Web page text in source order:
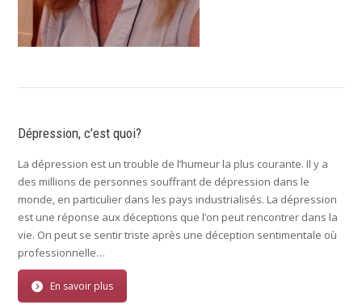
Dépression, c’est quoi?
La dépression est un trouble de l’humeur la plus courante. Il y a
des millions de personnes souffrant de dépression dans le
monde, en particulier dans les pays industrialisés. La dépression
est une réponse aux déceptions que l’on peut rencontrer dans la
vie. On peut se sentir triste après une déception sentimentale où
professionnelle…
En savoir plus